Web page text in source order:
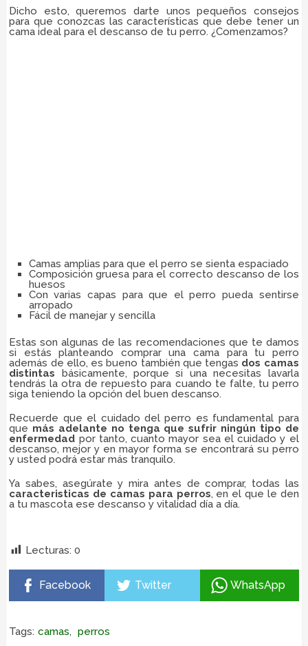
Dicho esto, queremos darte unos pequeños consejos
para que conozcas las características que debe tener un
cama ideal para el descanso de tu perro. ¿Comenzamos?
Camas amplias para que el perro se sienta espaciado
Composición gruesa para el correcto descanso de los
huesos
Con varias capas para que el perro pueda sentirse
arropado
Fácil de manejar y sencilla
Estas son algunas de las recomendaciones que te damos
si estás planteando comprar una cama para tu perro
además de ello, es bueno también que tengas dos camas
distintas básicamente, porque si una necesitas lavarla
tendrás la otra de repuesto para cuando te falte, tu perro
siga teniendo la opción del buen descanso.
Recuerde que el cuidado del perro es fundamental para
que más adelante no tenga que sufrir ningún tipo de
enfermedad por tanto, cuanto mayor sea el cuidado y el
descanso, mejor y en mayor forma se encontrará su perro
y usted podrá estar más tranquilo.
Ya sabes, asegúrate y mira antes de comprar, todas las
caracteristicas de camas para perros, en el que le den
a tu mascota ese descanso y vitalidad día a día.
Lecturas: 0
Facebook Twitter WhatsApp
Tags: camas, perros